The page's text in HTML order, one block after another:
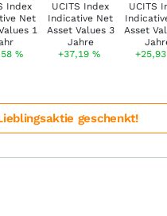
% +37,19 % +25,93
geschenkt!